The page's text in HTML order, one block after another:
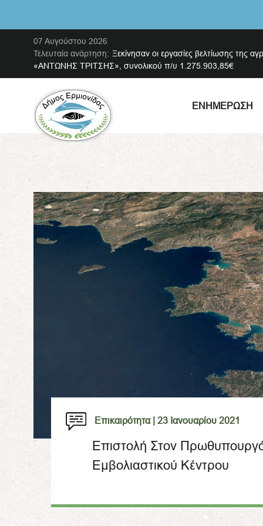
07 Αυγούστου 2026
Τελευταία ανάρτηση: Ξεκίνησαν οι εργασίες βελτίωσης της
«ΑΝΤΩΝΗΣ ΤΡΙΤΣΗΣ», συνολικού π/υ 1.275.903,85€
ΕΝΗΜΈΡΩΣΗ
Επικαιρότητα | 23 Ιανουαρίου 2021
Επιστολή Στον Πρωθυπουργό
Εμβολιαστικού Κέντρου